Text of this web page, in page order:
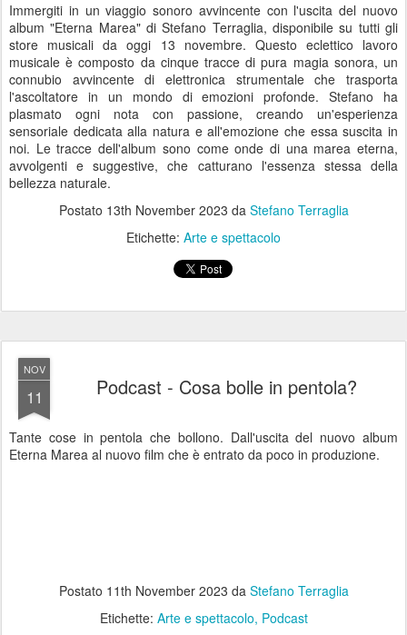
Immergiti in un viaggio sonoro avvincente con l'uscita del nuovo
album "Eterna Marea" di Stefano Terraglia, disponibile su tutti gli
store musicali da oggi 13 novembre. Questo eclettico lavoro
musicale è composto da cinque tracce di pura magia sonora, un
connubio avvincente di elettronica strumentale che trasporta
l'ascoltatore in un mondo di emozioni profonde. Stefano ha
plasmato ogni nota con passione, creando un'esperienza
sensoriale dedicata alla natura e all'emozione che essa suscita in
noi. Le tracce dell'album sono come onde di una marea eterna,
avvolgenti e suggestive, che catturano l'essenza stessa della
bellezza naturale.
Postato 13th November 2023 da Stefano Terraglia
Etichette: Arte e spettacolo
NOV
11 Podcast - Cosa bolle in pentola?
Tante cose in pentola che bollono. Dall'uscita del nuovo album
Eterna Marea al nuovo film che è entrato da poco in produzione.
Postato 11th November 2023 da Stefano Terraglia
Etichette: Arte e spettacolo Podcast